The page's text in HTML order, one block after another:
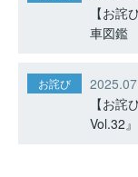
【お詫
車図鑑
お詫び
【お詫
Vol.32』